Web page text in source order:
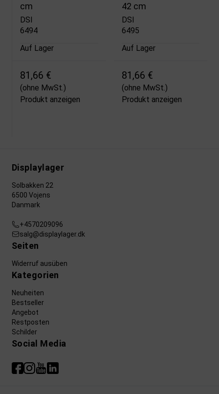
cm
DSI
6494
Auf Lager
81,66 €
(ohne MwSt.)
Produkt anzeigen
42 cm
DSI
6495
Auf Lager
81,66 €
(ohne MwSt.)
Produkt anzeigen
Displaylager
Solbakken 22
6500 Vojens
Danmark
+4570209096
salg@displaylager.dk
Seiten
Widerruf ausüben
Kategorien
Neuheiten
Bestseller
Angebot
Restposten
Schilder
Social Media